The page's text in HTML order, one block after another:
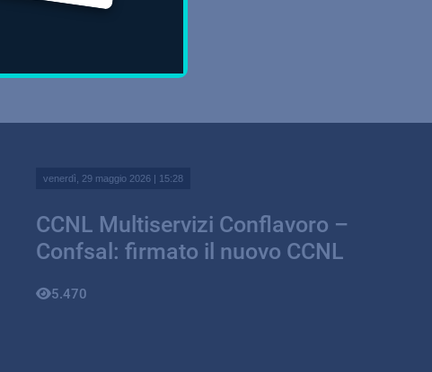
venerdì, 29 maggio 2026 | 15:28
CCNL Multiservizi Conflavoro –
Confsal: firmato il nuovo CCNL
5.470